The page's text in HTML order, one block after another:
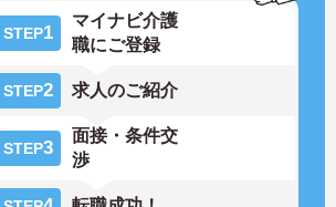
STEP1
マイナビ介護
職にご登録
STEP2 求人のご紹介
STEP3
面接・条件交
渉